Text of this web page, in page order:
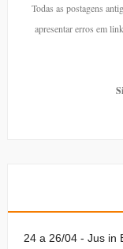
Todas as postagens
apresentar erros em
24 a 26/04 - Jus in